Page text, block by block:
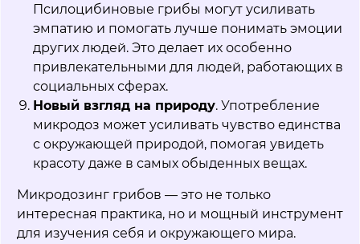
Псилоцибиновые грибы могут усиливать
эмпатию и помогать лучше понимать эмоции
других людей. Это делает их особенно
привлекательными для людей, работающих в
социальных сферах.
Новый взгляд на природу. Употребление
микродоз может усиливать чувство единства
с окружающей природой, помогая увидеть
красоту даже в самых обыденных вещах.
Микродозинг грибов — это не только
интересная практика, но и мощный инструмент
для изучения себя и окружающего мира.